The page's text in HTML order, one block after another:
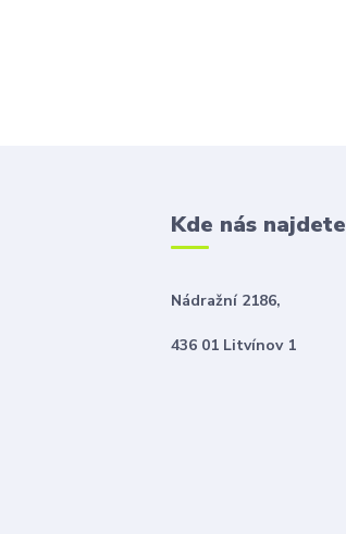
Kde nás najdete
Nádražní 2186,
436 01 Litvínov 1